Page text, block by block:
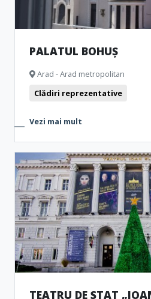
PALATUL BOHUȘ
Arad - Arad metropolitan
Clădiri reprezentative
Vezi mai mult
TEATRU DE STAT